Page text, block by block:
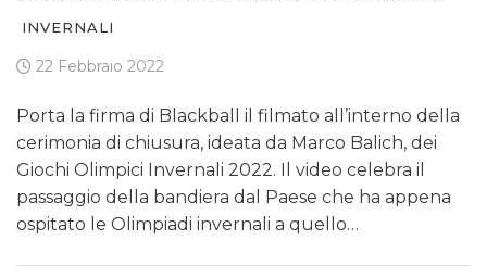
INVERNALI
22 Febbraio 2022
Porta la firma di Blackball il filmato all’interno della
cerimonia di chiusura, ideata da Marco Balich, dei
Giochi Olimpici Invernali 2022. Il video celebra il
passaggio della bandiera dal Paese che ha appena
ospitato le Olimpiadi invernali a quello…